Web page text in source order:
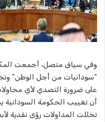
​وفي سياق متصل، أجمعت
“سودانيات من أجل الوطن”
على ضرورة التصدي لأي
أن تغييب الحكومة السودانية
تخللت المداولات رؤى نقدية